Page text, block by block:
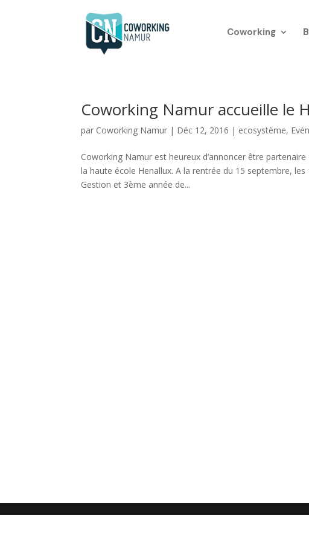
Coworking
Coworking Namur accueille le
par Coworking Namur | Déc 12, 2016 | ecosystème,
Coworking Namur est heureux d’annoncer être
la haute école Henallux. A la rentrée du 15 septembre,
Gestion et 3ème année de...